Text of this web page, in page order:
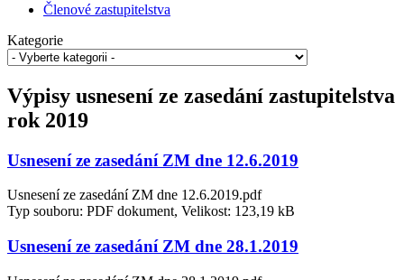
Členové zastupitelstva
Kategorie
Výpisy usnesení ze zasedání zastupitelstva
rok 2019
Usnesení ze zasedání ZM dne 12.6.2019
Usnesení ze zasedání ZM dne 12.6.2019.pdf
Typ souboru: PDF dokument, Velikost: 123,19 kB
Usnesení ze zasedání ZM dne 28.1.2019